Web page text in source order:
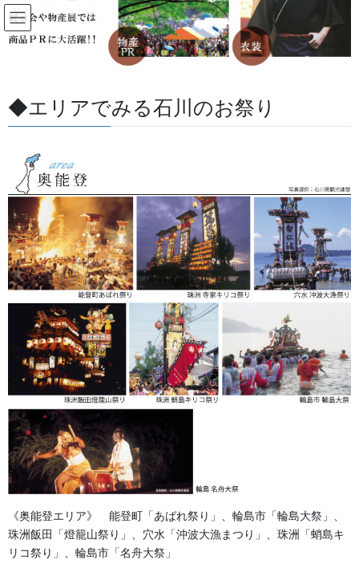
コ
ン
テ
移
動
ナ
ビ
ゲ
ン
に
すべての記事
すべての記事 お祭用品・品目 幕・のぼり 房(ふさ) 揚巻房
2018/08/02 / 最終更新日 :
幕・のぼり
房(ふさ) 揚巻房
房上の丸い玉部分より ９ｃｍから3ｃｍきざみで３０ｃｍまでご
ざいます。 それ以上のサイズも別注として作れます。
参考価格 ９ｃｍ １４００円・１２cm １７００円・ １５
ｃｍ ２８００円・ １８ｃｍ ３６００円・ ２１ｃｍ ４２
００円・
◆エリアでみる石川のお祭り
《奥能登エリア》 能登町「あばれ祭り」、輪島市「輪島大祭」、
珠洲飯田「燈籠山祭り」、穴水「沖波大漁まつり」、珠洲「蛸島キ
リコ祭り」、輪島市「名舟大祭」